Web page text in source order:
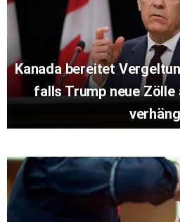
Kanada bereitet
falls Trump neue Zölle